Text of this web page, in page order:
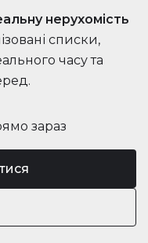
зараз
нерухомість
списки,
часу та